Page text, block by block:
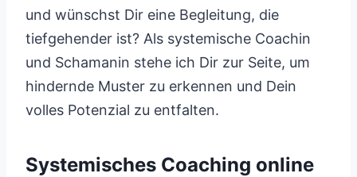
und wünschst Dir eine Begleitung, die
tiefgehender ist? Als systemische Coachin
und Schamanin stehe ich Dir zur Seite, um
hindernde Muster zu erkennen und Dein
volles Potenzial zu entfalten.
Systemisches Coaching online